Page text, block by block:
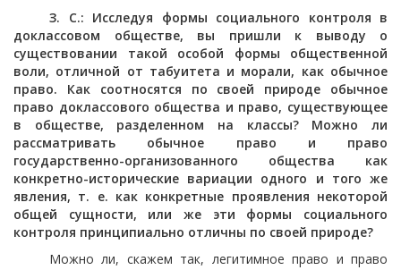
З. С.: Исследуя формы социального контроля в
доклассовом обществе, вы пришли к выводу о
существовании такой особой формы общественной
воли, отличной от табуитета и морали, как обычное
право. Как соотносятся по своей природе обычное
право доклассового общества и право, существующее
в обществе, разделенном на классы? Можно ли
рассматривать обычное право и право
государственно-организованного общества как
конкретно-исторические вариации одного и того же
явления, т. е. как конкретные проявления некоторой
общей сущности, или же эти формы социального
контроля принципиально отличны по своей природе?
Можно ли, скажем так, легитимное право и право